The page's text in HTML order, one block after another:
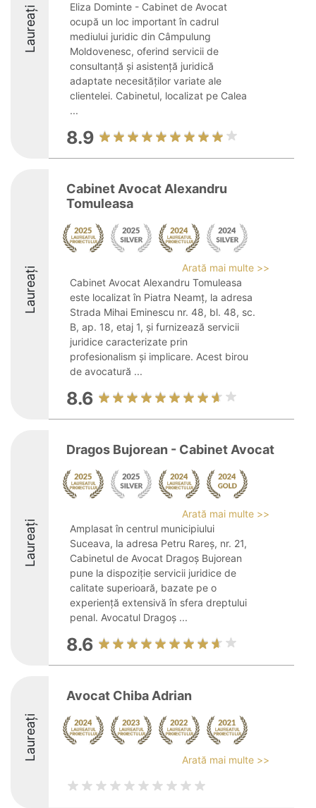
Laureați
Eliza Dominte - Cabinet de Avocat
ocupă un loc important în cadrul
mediului juridic din Câmpulung
Moldovenesc, oferind servicii de
consultanță și asistență juridică
adaptate necesităților variate ale
clientelei. Cabinetul, localizat pe Calea
...
8.9
Laureați
Cabinet Avocat Alexandru
Tomuleasa
Arată mai multe >>
Cabinet Avocat Alexandru Tomuleasa
este localizat în Piatra Neamț, la adresa
Strada Mihai Eminescu nr. 48, bl. 48, sc.
B, ap. 18, etaj 1, și furnizează servicii
juridice caracterizate prin
profesionalism și implicare. Acest birou
de avocatură ...
8.6
Laureați
Dragos Bujorean - Cabinet Avocat
Arată mai multe >>
Amplasat în centrul municipiului
Suceava, la adresa Petru Rareș, nr. 21,
Cabinetul de Avocat Dragoș Bujorean
pune la dispoziție servicii juridice de
calitate superioară, bazate pe o
experiență extensivă în sfera dreptului
penal. Avocatul Dragoș ...
8.6
Laureați
Avocat Chiba Adrian
Arată mai multe >>